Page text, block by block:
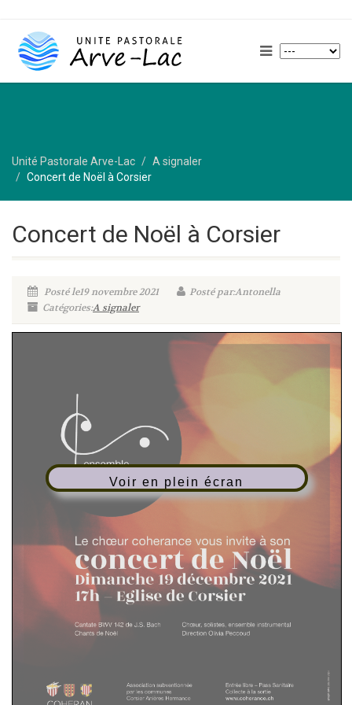
Unité Pastorale Arve-Lac
A signaler
Concert de Noël à Corsier
Concert de Noël à Corsier
Posté le19 novembre 2021
Posté par:Antonella
Catégories:A signaler
Voir en plein écran